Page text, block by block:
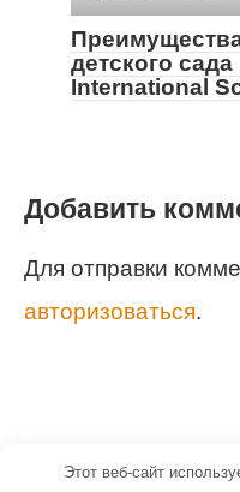
детского
International
Добавить
Для отправки
авторизоваться.
Этот веб-сайт